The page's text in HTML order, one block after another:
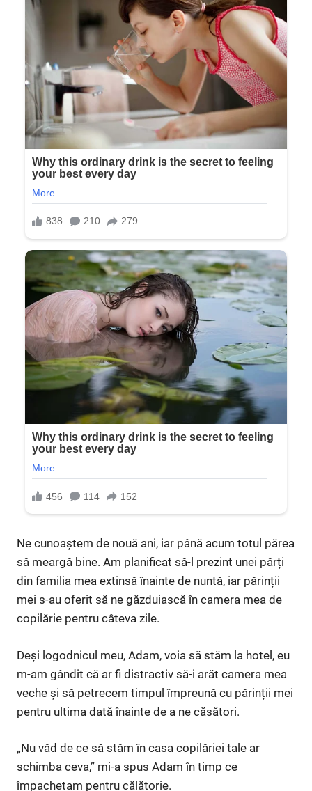
Ne cunoaștem de nouă ani, iar până acum totul părea
să meargă bine. Am planificat să-l prezint unei părți
din familia mea extinsă înainte de nuntă, iar părinții
mei s-au oferit să ne găzduiască în camera mea de
copilărie pentru câteva zile.
Deși logodnicul meu, Adam, voia să stăm la hotel, eu
m-am gândit că ar fi distractiv să-i arăt camera mea
veche și să petrecem timpul împreună cu părinții mei
pentru ultima dată înainte de a ne căsători.
„Nu văd de ce să stăm în casa copilăriei tale ar
schimba ceva,” mi-a spus Adam în timp ce
împachetam pentru călătorie.